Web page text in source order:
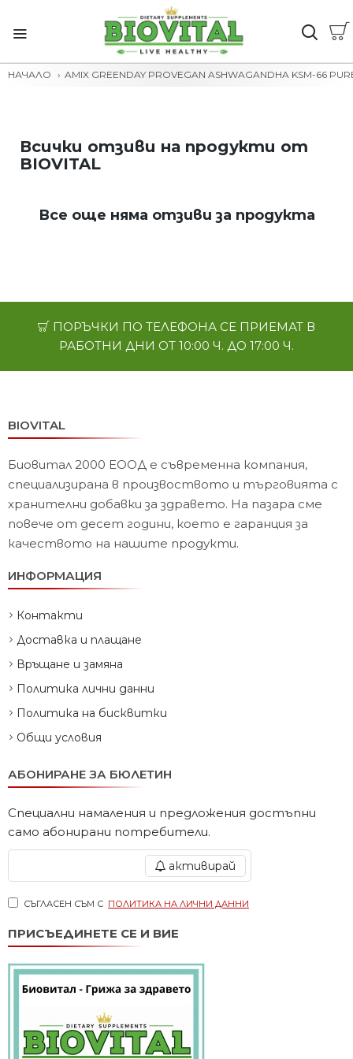
НАЧАЛО AMIX GREENDAY PROVEGAN ASHWAGANDHA KSM-66
Всички отзиви на продукти от
BIOVITAL
Все още няма отзиви за продукта
ПОРЪЧКИ ПО ТЕЛЕФОНА СЕ ПРИЕМАТ В
РАБОТНИ ДНИ ОТ 10:00 Ч. ДО 17:00 Ч.
BIOVITAL
Биовитал 2000 ЕООД е съвременна компания,
специализирана в произвоството и търговията с
хранителни добавки за здравето. На пазара сме
повече от десет години, което е гаранция за
качеството на нашите продукти.
ИНФОРМАЦИЯ
Контакти
Доставка и плащане
Връщане и замяна
Политика лични данни
Политика на бисквитки
Общи условия
АБОНИРАНЕ ЗА БЮЛЕТИН
Специални намаления и предложения достъпни
само абонирани потребители.
активирай
СЪГЛАСЕН СЪМ С ПОЛИТИКА НА ЛИЧНИ ДАННИ
ПРИСЪЕДИНЕТЕ СЕ И ВИЕ